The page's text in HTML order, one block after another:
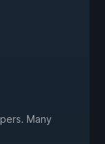
Many